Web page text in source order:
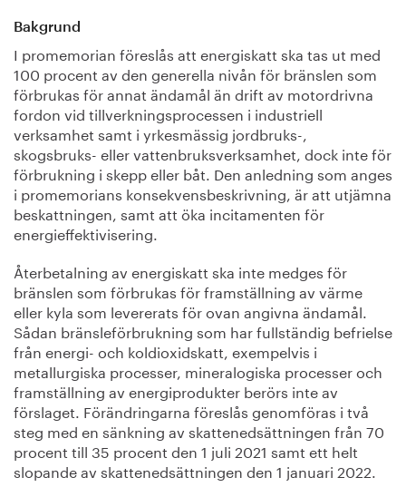
Bakgrund
I promemorian föreslås att energiskatt ska tas ut med
100 procent av den generella nivån för bränslen som
förbrukas för annat ändamål än drift av motordrivna
fordon vid tillverkningsprocessen i industriell
verksamhet samt i yrkesmässig jordbruks-,
skogsbruks- eller vattenbruksverksamhet, dock inte för
förbrukning i skepp eller båt. Den anledning som anges
i promemorians konsekvensbeskrivning, är att utjämna
beskattningen, samt att öka incitamenten för
energieffektivisering.
Återbetalning av energiskatt ska inte medges för
bränslen som förbrukas för framställning av värme
eller kyla som levererats för ovan angivna ändamål.
Sådan bränsleförbrukning som har fullständig befrielse
från energi- och koldioxidskatt, exempelvis i
metallurgiska processer, mineralogiska processer och
framställning av energiprodukter berörs inte av
förslaget. Förändringarna föreslås genomföras i två
steg med en sänkning av skattenedsättningen från 70
procent till 35 procent den 1 juli 2021 samt ett helt
slopande av skattenedsättningen den 1 januari 2022.